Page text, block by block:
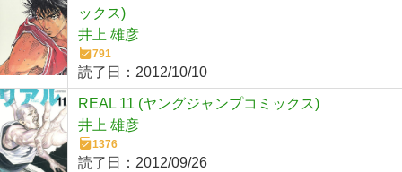
ックス)
井上 雄彦
791
読了日： 2012/10/10
REAL 11 (ヤングジャンプコミックス)
井上 雄彦
1376
読了日： 2012/09/26